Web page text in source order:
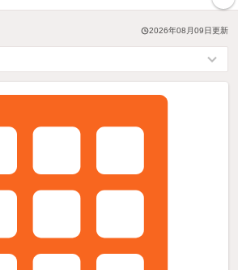
2026年08月09日更新